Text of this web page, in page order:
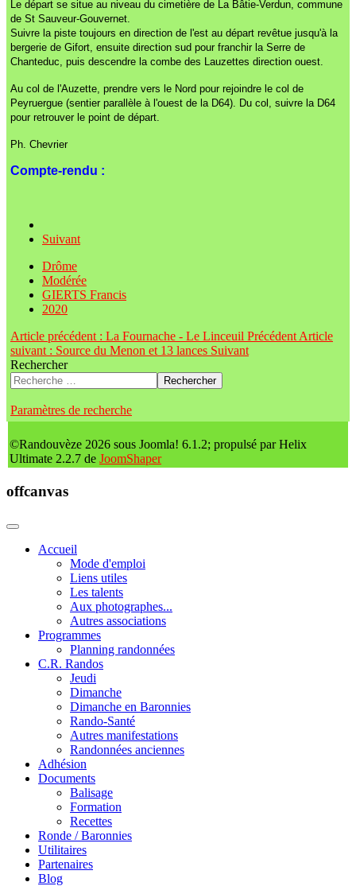
Le départ se situe au niveau du cimetière de La Bâtie-Verdun, commune
de St Sauveur-Gouvernet.
Suivre la piste toujours en direction de l'est au départ revêtue jusqu'à la
bergerie de Gifort, ensuite direction sud pour franchir la Serre de
Chanteduc, puis descendre la combe des Lauzettes direction ouest.
Au col de l'Auzette, prendre vers le Nord pour rejoindre le col de
Peyruergue (sentier parallèle à l'ouest de la D64). Du col, suivre la D64
pour retrouver le point de départ.
Ph. Chevrier
Compte-rendu :
Suivant
Drôme
Modérée
GIERTS Francis
2020
Article précédent : La Fournache - Le Linceuil Précédent Article
suivant : Source du Menon et 13 lances Suivant
Rechercher
Rechercher
Paramètres de recherche
©Randouvèze 2026 sous Joomla! 6.1.2; propulsé par Helix
Ultimate 2.2.7 de JoomShaper
offcanvas
Accueil
Mode d'emploi
Liens utiles
Les talents
Aux photographes...
Autres associations
Programmes
Planning randonnées
C.R. Randos
Jeudi
Dimanche
Dimanche en Baronnies
Rando-Santé
Autres manifestations
Randonnées anciennes
Adhésion
Documents
Balisage
Formation
Recettes
Ronde / Baronnies
Utilitaires
Partenaires
Blog